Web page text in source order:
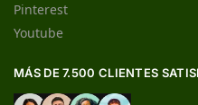
Pinterest
Youtube
MÁS DE 7.500 CLIENTES